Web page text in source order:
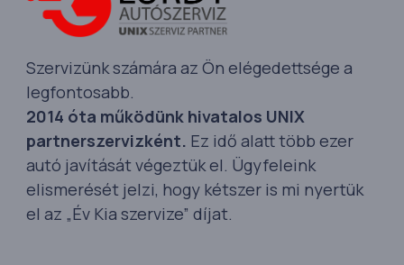
Szervizünk számára az Ön elégedettsége a
legfontosabb.
2014 óta működünk hivatalos UNIX
partnerszervizként. Ez idő alatt több ezer
autó javítását végeztük el. Ügyfeleink
elismerését jelzi, hogy kétszer is mi nyertük
el az „Év Kia szervize” díjat.